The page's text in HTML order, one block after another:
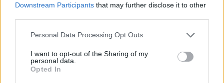
Downstream Participants that may further disclose it to other
Personal Data Processing Opt Outs
I want to opt-out of the Sharing of my
personal data.
Opted In
πυρκαγιάς